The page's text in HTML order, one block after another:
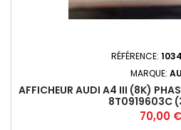
RÉFÉRENCE:
MARQUE:
AFFICHEUR AUDI A4 III (8K)
8T0919603C
Prix
70,00 €